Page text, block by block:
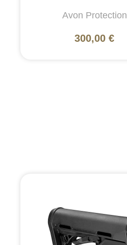
Avon Protection
300,00 €